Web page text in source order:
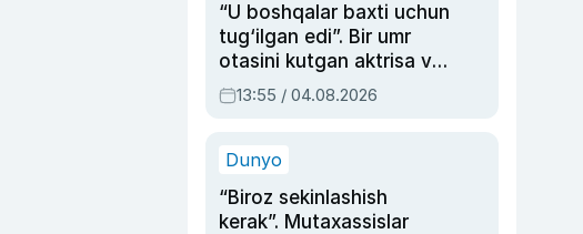
“U boshqalar baxti uchun
tug‘ilgan edi”. Bir umr
otasini kutgan aktrisa va
dublyaj ustasi Rimma
Ahmedovaning
13:55 / 04.08.2026
Dunyo
“Biroz sekinlashish
kerak”. Mutaxassislar